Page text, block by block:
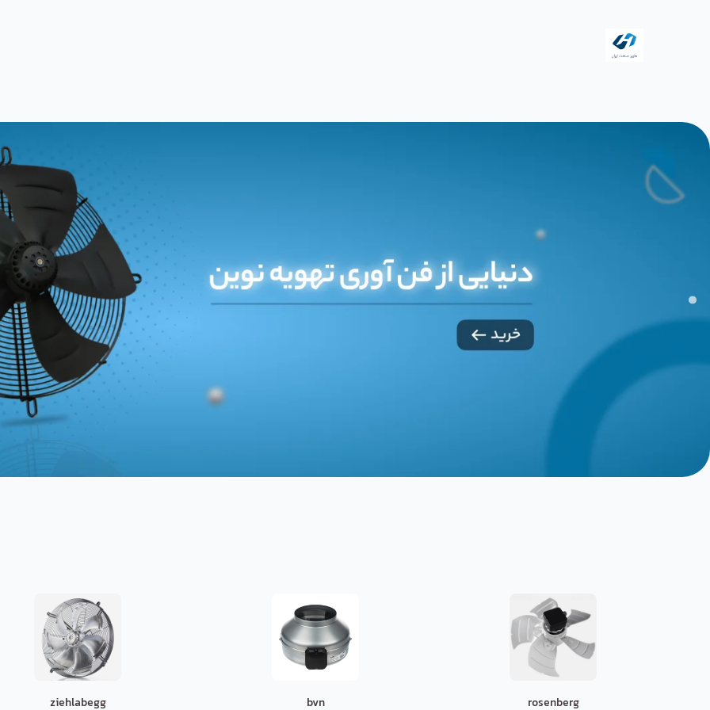
rosenberg
bvn
ziehlabegg